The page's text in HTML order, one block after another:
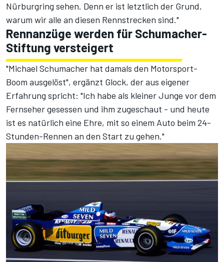
Nürburgring sehen. Denn er ist letztlich der Grund,
warum wir alle an diesen Rennstrecken sind."
Rennanzüge werden für Schumacher-
Stiftung versteigert
"Michael Schumacher hat damals den Motorsport-
Boom ausgelöst", ergänzt Glock, der aus eigener
Erfahrung spricht: "Ich habe als kleiner Junge vor dem
Fernseher gesessen und ihm zugeschaut - und heute
ist es natürlich eine Ehre, mit so einem Auto beim 24-
Stunden-Rennen an den Start zu gehen."